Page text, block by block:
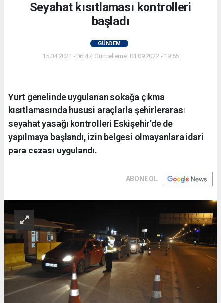
Seyahat kısıtlaması kontrolleri
başladı
GÜNDEM
15.04.2021 - 06:47, Güncelleme: 04.09.2022 - 19:56
Yurt genelinde uygulanan sokağa çıkma
kısıtlamasında hususi araçlarla şehirlerarası
seyahat yasağı kontrolleri Eskişehir’de de
yapılmaya başlandı, izin belgesi olmayanlara idari
para cezası uygulandı.
ABONE OL